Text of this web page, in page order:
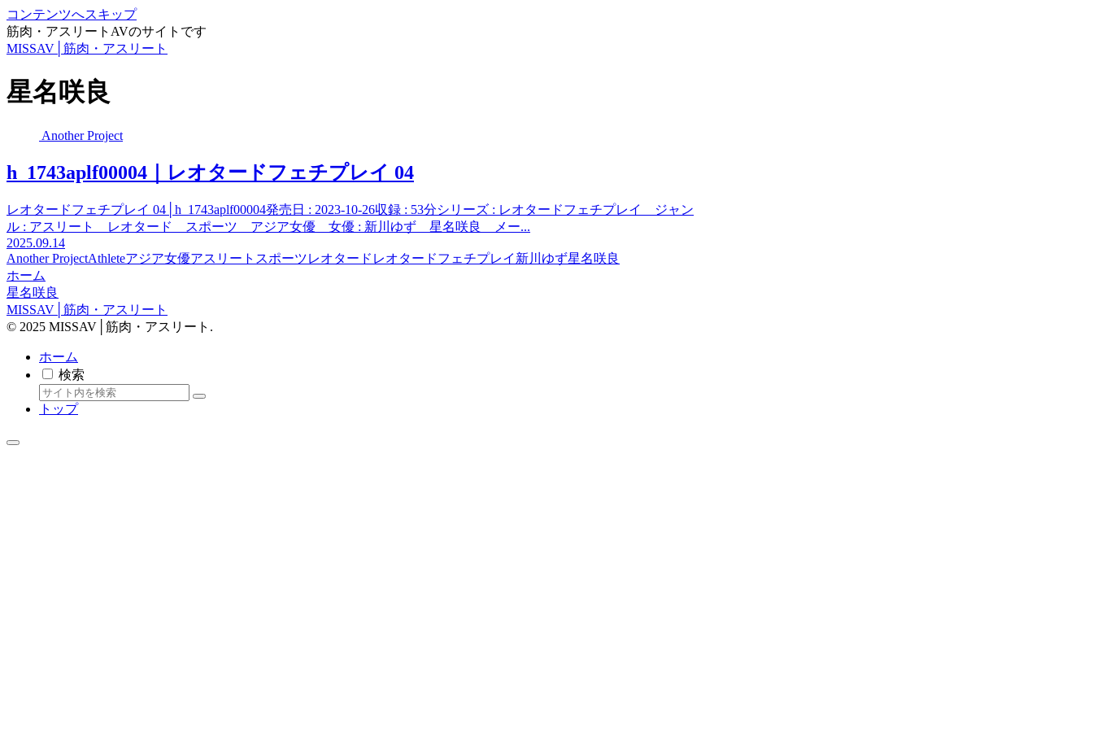
コンテンツへスキップ
筋肉・アスリートAVのサイトです
MISSAV│筋肉・アスリート
星名咲良
Another Project
h_1743aplf00004｜レオタードフェチプレイ 04
レオタードフェチプレイ 04│h_1743aplf00004発売日 : 2023-10-26収録 : 53分シリーズ : レオタードフェチプレイ ジャン
ル : アスリート レオタード スポーツ アジア女優 女優 : 新川ゆず 星名咲良 メー...
2025.09.14
Another ProjectAthleteアジア女優アスリート スポーツレオタード レオタードフェチプレイ 新川ゆず星名咲良
ホーム
星名咲良
MISSAV│筋肉・アスリート
© 2025 MISSAV│筋肉・アスリート.
ホーム
検索
トップ